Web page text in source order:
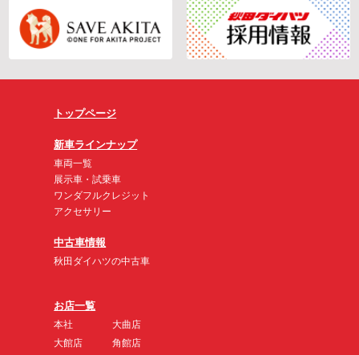
トップページ
新車ラインナップ
車両一覧
展示車・試乗車
ワンダフルクレジット
アクセサリー
中古車情報
秋田ダイハツの中古車
お店一覧
本社
大館店
大曲店
角館店